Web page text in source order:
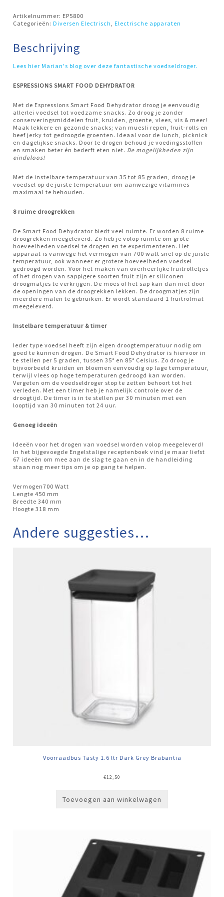
Artikelnummer: EP5800
Categorieën:Diversen Electrisch ,Electrische apparaten
Beschrijving
Lees hier Marian's blog over deze fantastische voedseldroger.
ESPRESSIONS SMART FOOD DEHYDRATOR
Met de Espressions Smart Food Dehydrator droog je eenvoudig
allerlei voedsel tot voedzame snacks. Zo droog je zonder
conserveringsmiddelen fruit, kruiden, groente, vlees, vis & meer!
Maak lekkere en gezonde snacks; van muesli repen, fruit-rolls en
beef jerky tot gedroogde groenten. Ideaal voor de lunch, picknick
en dagelijkse snacks. Door te drogen behoud je voedingsstoffen
en smaken beter én bederft eten niet. De mogelijkheden zijn
eindeloos!
Met de instelbare temperatuur van 35 tot 85 graden, droog je
voedsel op de juiste temperatuur om aanwezige vitamines
maximaal te behouden.
8 ruime droogrekken
De Smart Food Dehydrator biedt veel ruimte. Er worden 8 ruime
droogrekken meegeleverd. Zo heb je volop ruimte om grote
hoeveelheden voedsel te drogen en te experimenteren. Het
apparaat is vanwege het vermogen van 700 watt snel op de juiste
temperatuur, ook wanneer er grotere hoeveelheden voedsel
gedroogd worden. Voor het maken van overheerlijke fruitrolletjes
of het drogen van sappigere soorten fruit zijn er siliconen
droogmatjes te verkrijgen. De moes of het sap kan dan niet door
de openingen van de droogrekken lekken. De droogmatjes zijn
meerdere malen te gebruiken. Er wordt standaard 1 fruitrolmat
meegeleverd.
Instelbare temperatuur & timer
Ieder type voedsel heeft zijn eigen droogtemperatuur nodig om
goed te kunnen drogen. De Smart Food Dehydrator is hiervoor in
te stellen per 5 graden, tussen 35° en 85° Celsius. Zo droog je
bijvoorbeeld kruiden en bloemen eenvoudig op lage temperatuur,
terwijl vlees op hoge temperaturen gedroogd kan worden.
Vergeten om de voedseldroger stop te zetten behoort tot het
verleden. Met een timer heb je namelijk controle over de
droogtijd. De timer is in te stellen per 30 minuten met een
looptijd van 30 minuten tot 24 uur.
Genoeg ideeën
Ideeën voor het drogen van voedsel worden volop meegeleverd!
In het bijgevoegde Engelstalige receptenboek vind je maar liefst
67 ideeën om mee aan de slag te gaan en in de handleiding
staan nog meer tips om je op gang te helpen.
Vermogen700 Watt
Lengte 450 mm
Breedte 340 mm
Hoogte 318 mm
Andere suggesties…
Voorraadbus Tasty 1.6 ltr Dark Grey Brabantia
€12,50
Toevoegen aan winkelwagen